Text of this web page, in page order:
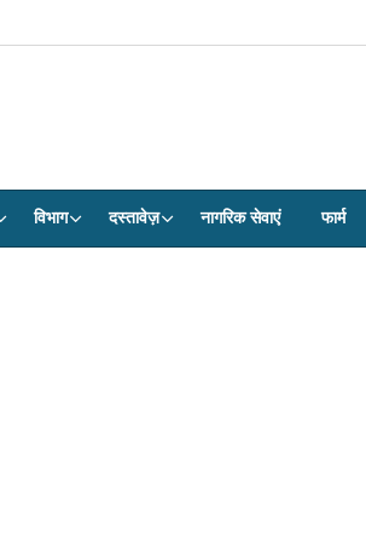
विभाग दस्तावेज़ नागरिक सेवाएं फार्म